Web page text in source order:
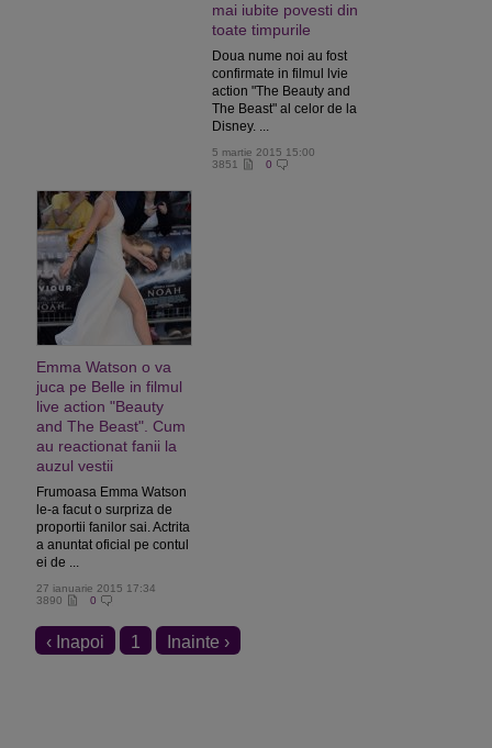
mai iubite povesti din
toate timpurile
Doua nume noi au fost
confirmate in filmul lvie
action "The Beauty and
The Beast" al celor de la
Disney. ...
5 martie 2015 15:00
3851
0
Emma Watson o va
juca pe Belle in filmul
live action "Beauty
and The Beast". Cum
au reactionat fanii la
auzul vestii
Frumoasa Emma Watson
le-a facut o surpriza de
proportii fanilor sai. Actrita
a anuntat oficial pe contul
ei de ...
27 ianuarie 2015 17:34
3890
0
‹ Inapoi 1 Inainte ›